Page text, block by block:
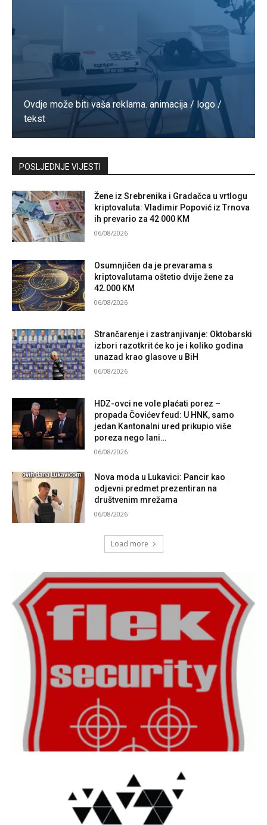
Ovdje može biti vaša reklama. animacija / logo /
tekst
Kontaktirajte nas
POSLJEDNJE VIJESTI
Žene iz Srebrenika i Gradačca u vrtlogu
kriptovaluta: Vladimir Popović iz Trnova
ih prevario za 42 000 KM
06/08/2026
Osumnjičen da je prevarama s
kriptovalutama oštetio dvije žene za
42.000 KM
06/08/2026
Strančarenje i zastranjivanje: Oktobarski
izbori razotkrit će ko je i koliko godina
unazad krao glasove u BiH
06/08/2026
HDZ-ovci ne vole plaćati porez –
propada Čovićev feud: U HNK, samo
jedan Kantonalni ured prikupio više
poreza nego lani…
06/08/2026
Nova moda u Lukavici: Pancir kao
odjevni predmet prezentiran na
društvenim mrežama
06/08/2026
Load more